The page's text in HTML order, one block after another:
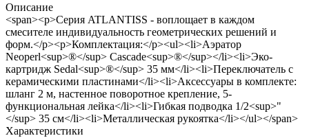
Описание
<span><p>Серия ATLANTISS - воплощает в каждом
смесителе индивидуальность геометрических решений и
форм.</p><p>Комплектация:</p><ul><li>Аэратор
Neoperl<sup>®</sup> Cascade<sup>®</sup></li><li>Эко-
картридж Sedal<sup>®</sup> 35 мм</li><li>Переключатель с
керамическими пластинами</li><li>Аксессуары в комплекте:
шланг 2 м, настенное поворотное крепление, 5-
функциональная лейка</li><li>Гибкая подводка 1/2<sup>"
</sup> 35 см</li><li>Металлическая рукоятка</li></ul></span>
Характеристики